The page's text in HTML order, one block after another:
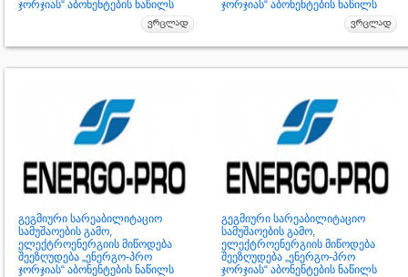
ჯორჯიას“ აბონენტების ნაწილს
ჯორჯიას“ აბონენტების ნაწილს
გეგმიური სარეაბილიტაციო
სამუშაოების გამო,
ელექტროენერგიის მიწოდება
შეეზღუდება „ენერგო-პრო
ჯორჯიას“ აბონენტების ნაწილს
გეგმიური სარეაბილიტაციო
სამუშაოების გამო,
ელექტროენერგიის მიწოდება
შეეზღუდება „ენერგო-პრო
ჯორჯიას“ აბონენტების ნაწილს